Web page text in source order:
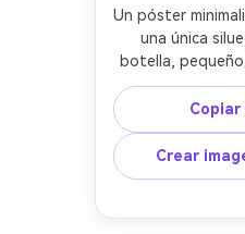
Un póster
una única
botella,
de cata,
parte inferior,
negativo,
museo, foco
85mm,
nítidos,
Copiar
Crear